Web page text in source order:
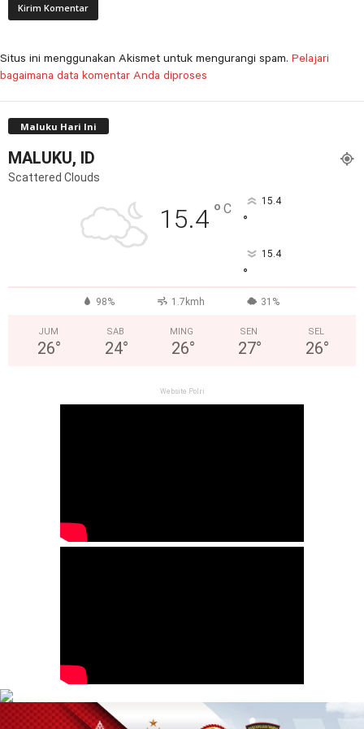
Situs ini menggunakan Akismet untuk mengurangi spam. Pelajari
bagaimana data komentar Anda diproses
Maluku Hari Ini
MALUKU, ID
Scattered Clouds
15.4 ° C 15.4
°
15.4
°
98% 1.7kmh 31%
JUM
26°
SAB
24°
MING
26°
SEN
27°
SEL
26°
Website Polri